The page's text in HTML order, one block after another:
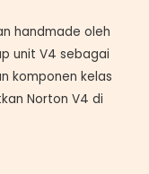
handmade oleh
unit V4 sebagai
komponen kelas
Norton V4 di